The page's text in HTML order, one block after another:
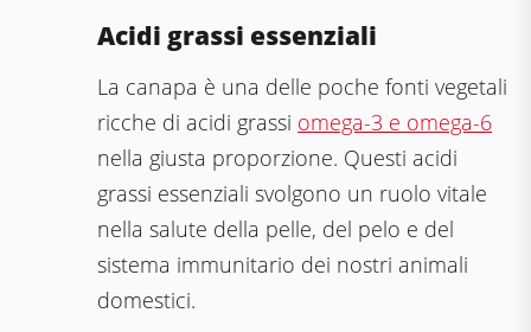
Acidi grassi essenziali
La canapa è una delle poche fonti vegetali
ricche di acidi grassi omega-3 e omega-6
nella giusta proporzione. Questi acidi
grassi essenziali svolgono un ruolo vitale
nella salute della pelle, del pelo e del
sistema immunitario dei nostri animali
domestici.